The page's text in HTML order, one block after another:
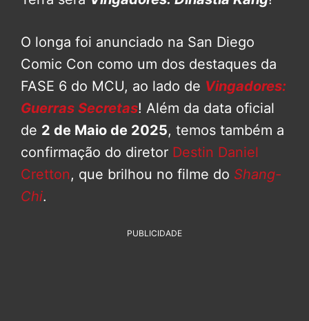
O longa foi anunciado na San Diego
Comic Con como um dos destaques da
FASE 6 do MCU, ao lado de Vingadores:
Guerras Secretas! Além da data oficial
de 2 de Maio de 2025, temos também a
confirmação do diretor Destin Daniel
Cretton, que brilhou no filme do Shang-
Chi.
PUBLICIDADE